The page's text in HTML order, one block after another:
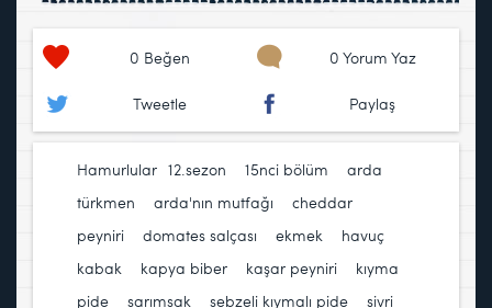
0 Beğen 0 Yorum Yaz
Tweetle Paylaş
Hamurlular 12.sezon 15nci bölüm
arda
türkmen
arda'nın mutfağı
cheddar
peyniri
domates salçası ekmek havuç
kabak
kapya biber kaşar peyniri kıyma
pide
sarımsak sebzeli kıymalı pide
sivri